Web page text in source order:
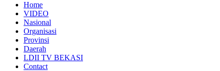
Home
VIDEO
Nasional
Organisasi
Provinsi
Daerah
LDII TV BEKASI
Contact